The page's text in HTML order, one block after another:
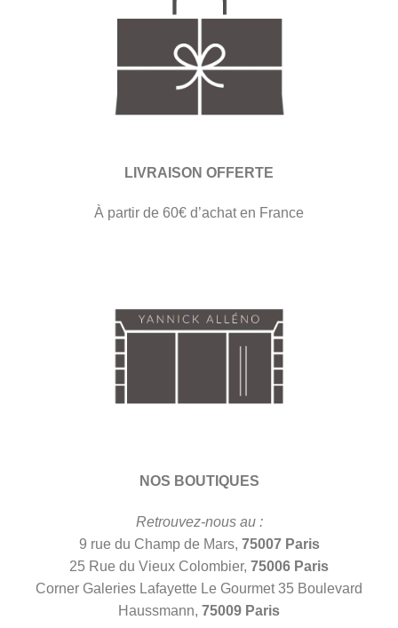
LIVRAISON OFFERTE
À partir de 60€ d’achat en France
NOS BOUTIQUES
Retrouvez-nous au :
9 rue du Champ de Mars, 75007 Paris
25 Rue du Vieux Colombier, 75006 Paris
Corner Galeries Lafayette Le Gourmet 35 Boulevard
Haussmann, 75009 Paris